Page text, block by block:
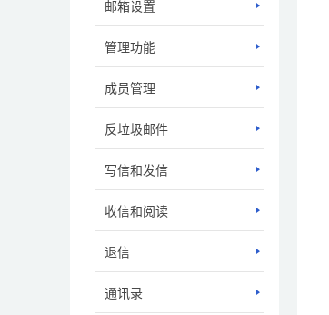
邮箱设置
管理功能
成员管理
反垃圾邮件
写信和发信
收信和阅读
退信
通讯录